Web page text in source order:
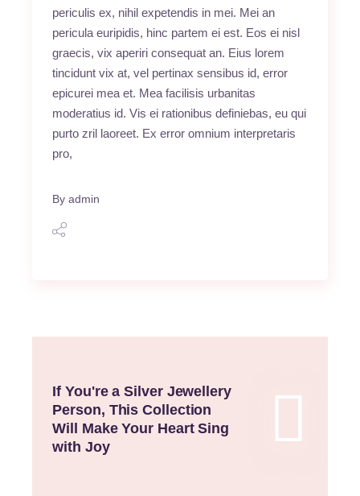
periculis ex, nihil expetendis in mei. Mei an
pericula euripidis, hinc partem ei est. Eos ei nisl
graecis, vix aperiri consequat an. Eius lorem
tincidunt vix at, vel pertinax sensibus id, error
epicurei mea et. Mea facilisis urbanitas
moderatius id. Vis ei rationibus definiebas, eu qui
purto zril laoreet. Ex error omnium interpretaris
pro,
By admin
If You're a Silver Jewellery
Person, This Collection
Will Make Your Heart Sing
with Joy